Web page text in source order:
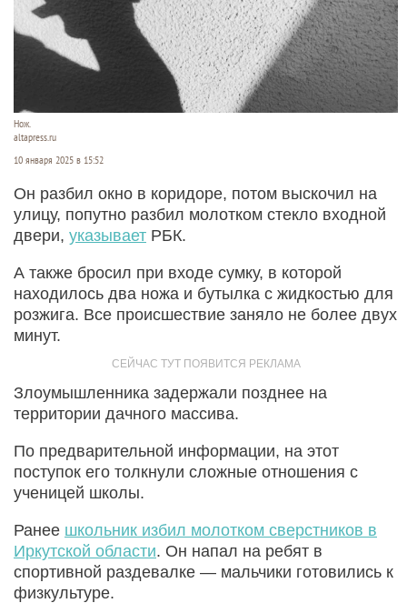
Нож.
altapress.ru
10 января 2025 в 15:52
Он разбил окно в коридоре, потом выскочил на
улицу, попутно разбил молотком стекло входной
двери, указывает РБК.
А также бросил при входе сумку, в которой
находилось два ножа и бутылка с жидкостью для
розжига. Все происшествие заняло не более двух
минут.
Злоумышленника задержали позднее на
территории дачного массива.
По предварительной информации, на этот
поступок его толкнули сложные отношения с
ученицей школы.
Ранее школьник избил молотком сверстников в
Иркутской области. Он напал на ребят в
спортивной раздевалке — мальчики готовились к
физкультуре.